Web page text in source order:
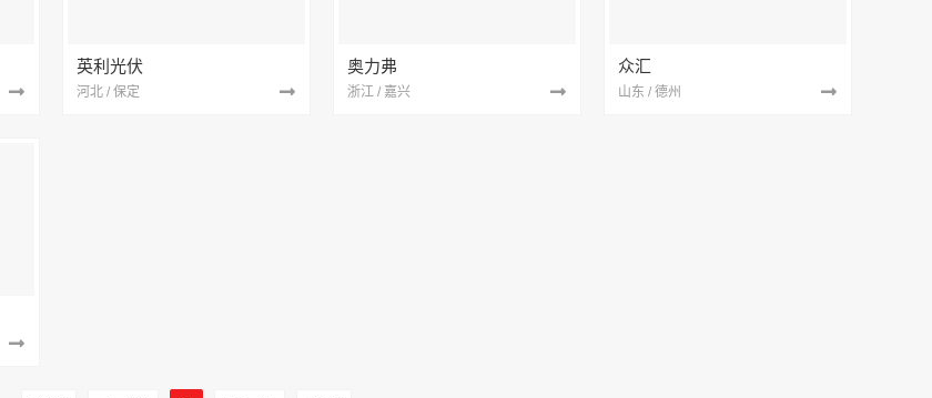
英利光伏
河北 / 保定
奥力弗
浙江 / 嘉兴
众汇
山东 / 德州